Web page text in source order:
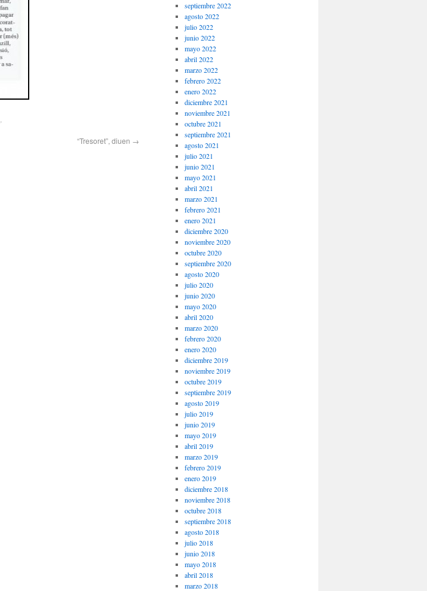
.
“Tresoret”, diuen →
septiembre 2022
agosto 2022
julio 2022
junio 2022
mayo 2022
abril 2022
marzo 2022
febrero 2022
enero 2022
diciembre 2021
noviembre 2021
octubre 2021
septiembre 2021
agosto 2021
julio 2021
junio 2021
mayo 2021
abril 2021
marzo 2021
febrero 2021
enero 2021
diciembre 2020
noviembre 2020
octubre 2020
septiembre 2020
agosto 2020
julio 2020
junio 2020
mayo 2020
abril 2020
marzo 2020
febrero 2020
enero 2020
diciembre 2019
noviembre 2019
octubre 2019
septiembre 2019
agosto 2019
julio 2019
junio 2019
mayo 2019
abril 2019
marzo 2019
febrero 2019
enero 2019
diciembre 2018
noviembre 2018
octubre 2018
septiembre 2018
agosto 2018
julio 2018
junio 2018
mayo 2018
abril 2018
marzo 2018